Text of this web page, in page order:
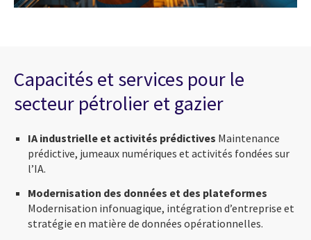
Capacités et services pour le
secteur pétrolier et gazier
IA industrielle et activités prédictives Maintenance
prédictive, jumeaux numériques et activités fondées sur
l’IA.
Modernisation des données et des plateformes
Modernisation infonuagique, intégration d’entreprise et
stratégie en matière de données opérationnelles.